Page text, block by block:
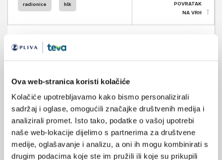
Ova web-stranica koristi kolačiće
Kolačiće upotrebljavamo kako bismo personalizirali
sadržaj i oglase, omogućili značajke društvenih medija i
analizirali promet. Isto tako, podatke o vašoj upotrebi
naše web-lokacije dijelimo s partnerima za društvene
medije, oglašavanje i analizu, a oni ih mogu kombinirati s
drugim podacima koje ste im pružili ili koje su prikupili
radionice hlk
POVRATAK
NA VRH
20.08.2024.
Program „Pravo u medicini“ na riječkom Pravnom
fakultetu-produžen rok za prijave
02.07.2024.
Konstituirajuća sjednica Skupštine HLK-a u mandatu